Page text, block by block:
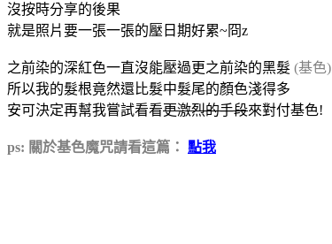
沒按時分享的後果
就是照片要一張一張的壓日期好累~冏z
之前染的深紅色一直沒能壓過更之前染的黑髮 (基色)
所以我的髮根竟然還比髮中髮尾的顏色淺得多
安可決定再幫我嘗試看看更激烈的手段來對付基色!
ps: 關於基色魔咒請看這篇： 點我